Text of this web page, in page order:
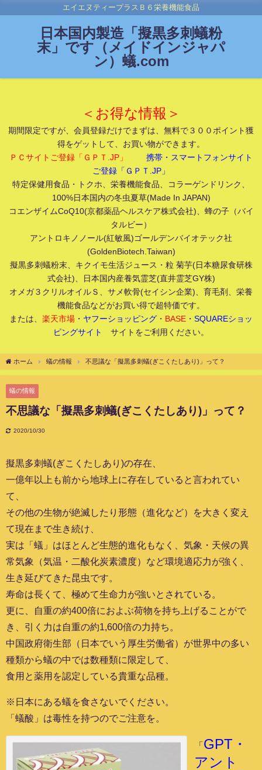
エイエヌティープラスＢ６栄養機能食品
日本国内製造「擬黒多刺蟻粉
末」です（メイドインジャパ
ン）蟻.com
＜お得な情報＞
期間限定ですが、会員登録だけでまずは、無料で３００ポイント獲
得をゲットして、お買い物ができます。
ＰＣサイトご登録「ＧＰＴ.JP」
携帯・スマートフォンサイト
ご登録「ＧＰＴ.JP」
特定保健用食品・トクホ、栄養機能食品、コラーゲンドリンク、
100%日本国内の冬虫夏草(Made In JAPAN)
コエンザイムCoQ10(京都薬品ヘルスケア株式会社)、蜂の子（バイ
タルビー）
アントロキノノール(紅敏風)ゴールデンバイオテック社
(GoldenBiotech.Taiwan)
擬黒多刺蟻粉末、キクイモ生活ジュース・粒 菊芋(日本糖尿食研株
式会社)、日本国内産養気霊芝(直井霊芝GY株)
オメガ３クリルオイルＳ、サメ軟骨(セイシン企業)、育毛剤、栄養
機能食品などがお買い得で超特価です。
または、 楽天市場 ・ ヤフーショッピング ・ BASE ・ SQUAREショッ
ピングサイト
サイトをご利用ください。
ホーム 蟻の情報 不思議な「擬黒多刺蟻(ぎこくたしあり)」って？
蟻の情報
不思議な「擬黒多刺蟻(ぎこくたしあり)」って？
2020/10/30
擬黒多刺蟻(ぎこくたしあり)の存在、
一億年以上も前から地球上に存在していると言われてい
て、
その他の生物が絶滅したり形態（進化など）を大きく変え
て現在まで生き続け、
実は「蟻」はほとんど生態的進化もなく、気象・天候の異
常気象（気温・二酸化炭素濃度）など環境適応力が強く、
生き延びてきた昆虫です。
寿命は長くて、極めて生命力が強いとされている。
更に、自重の約400倍におよぶ荷物を持ち上げることがで
き、引く力は自重の約1,600倍の力持ち。
中国政府衛生部（日本でいう厚生労働省）が世界中の多い
種類から蟻の中では数種類に限定して、
食用と薬用を認定している貴重な品種。
※日本にある蟻を食さないでください。
「蟻酸」は毒性を持つのでご注意を。
「 GPT・
アント